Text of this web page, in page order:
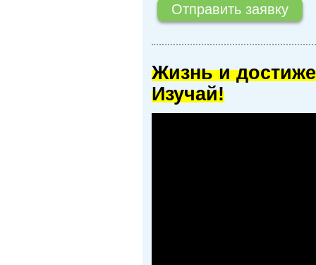
Жизнь и
Изучай!